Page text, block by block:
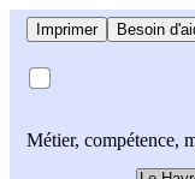
Imprimer Besoin
Métier, compétence,